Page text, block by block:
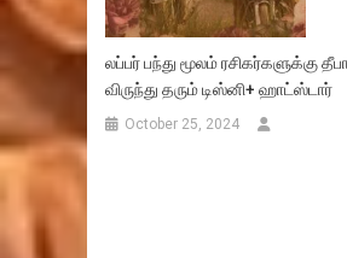
லப்பர் பந்து மூலம் ரசிகர்களுக்கு
விருந்து தரும் டிஸ்னி+ ஹாட்ஸ்டார்
October 25, 2024